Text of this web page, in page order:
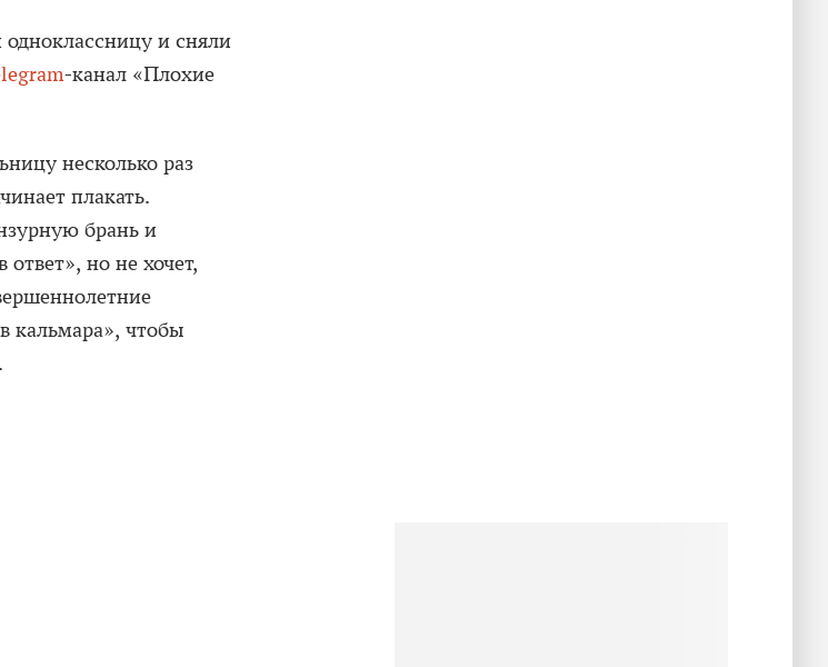
и сняли
-канал «Плохие
несколько раз
плакать.
брань и
но не хочет,
кальмара», чтобы